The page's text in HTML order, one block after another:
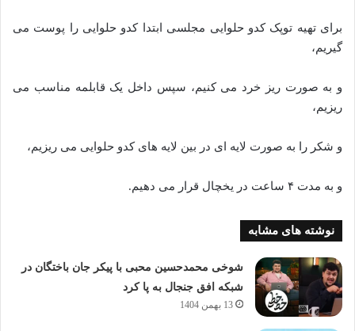
برای تهیه توپک کدو حلوایی مجلسی ابتدا کدو حلوایی را پوست می
گیریم،
و به صورت ریز خرد می کنیم، سپس داخل یک قابلمه مناسب می
ریزیم،
و شکر را به صورت لایه ای در بین لایه های کدو حلوایی می ریزیم،
و به مدت ۴ ساعت در یخچال قرار می دهیم.
نوشته های مشابه
شوخی محمدحسین محبی با پیکر جان باختگان در
شبکه افق جنجال به پا کرد
13 بهمن 1404